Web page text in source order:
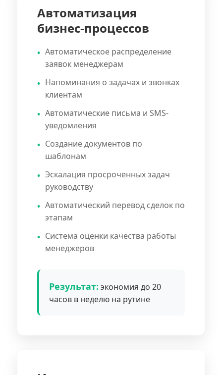
Автоматизация
бизнес-процессов
Автоматическое распределение
заявок менеджерам
Напоминания о задачах и звонках
клиентам
Автоматические письма и SMS-
уведомления
Создание документов по
шаблонам
Эскалация просроченных задач
руководству
Автоматический перевод сделок по
этапам
Система оценки качества работы
менеджеров
Результат: экономия до 20
часов в неделю на рутине